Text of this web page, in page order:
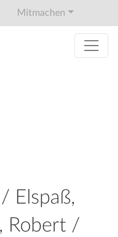
Mitmachen
Elspaß,
Robert /